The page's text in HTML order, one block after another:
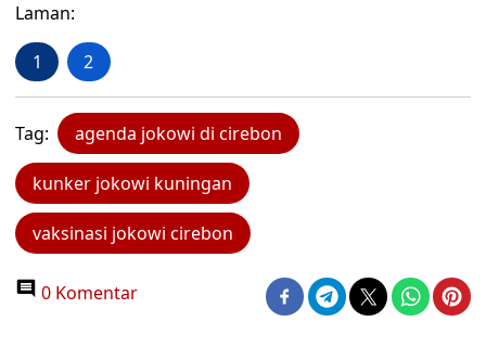
Laman:
1 2
Tag: agenda jokowi di cirebon
kunker jokowi kuningan
vaksinasi jokowi cirebon
0 Komentar